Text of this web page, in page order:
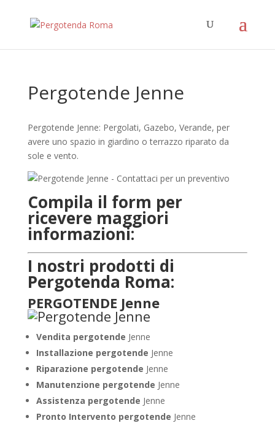
Pergotende Jenne
Pergotende Jenne: Pergolati, Gazebo, Verande, per
avere uno spazio in giardino o terrazzo riparato da
sole e vento.
Compila il form per
ricevere maggiori
informazioni:
I nostri prodotti di
Pergotenda Roma:
PERGOTENDE Jenne
Vendita pergotende Jenne
Installazione pergotende Jenne
Riparazione pergotende Jenne
Manutenzione pergotende Jenne
Assistenza pergotende Jenne
Pronto Intervento pergotende Jenne